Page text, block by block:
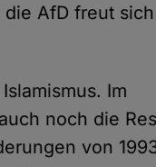
AfD freut sich
Im
noch die
von